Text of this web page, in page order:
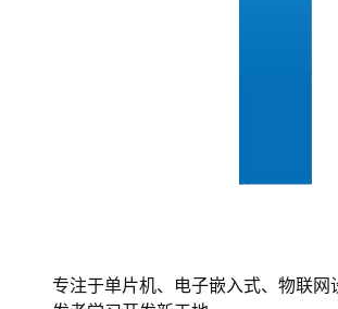
专注于单片机、电子嵌入式、物联网